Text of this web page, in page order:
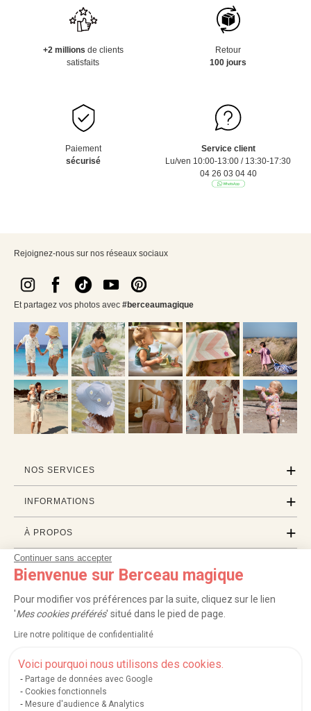
Continuer sans accepter
Bienvenue sur Berceau magique
Pour modifier vos préférences par la suite, cliquez sur le lien
'Mes cookies préférés' situé dans le pied de page.
Lire notre politique de confidentialité
Voici pourquoi nous utilisons des cookies.
Partage de données avec Google
Cookies fonctionnels
Mesure d'audience & Analytics
+2 millions de clients
satisfaits
Retour
100 jours
Paiement
sécurisé
Service client
Lu/ven 10:00-13:00 / 13:30-17:30
04 26 03 04 40
Rejoignez-nous sur nos réseaux sociaux
Et partagez vos photos avec #berceaumagique
NOS SERVICES
INFORMATIONS
À PROPOS
PROFESSIONNELS
LISTES CADEAUX
Service après-vente| FAQ |Rappels de produits|Protection des données
Mentions légales et crédits Conditions générales de ventes
Nos moyens de paiement sécurisés